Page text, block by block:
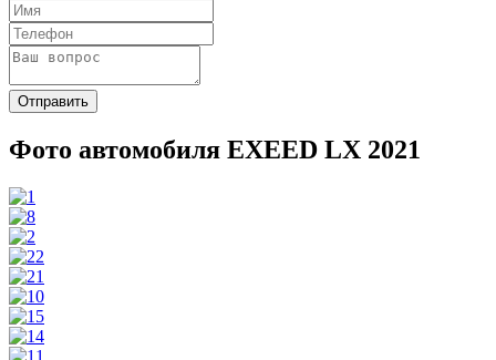
Фото автомобиля EXEED LX 2021